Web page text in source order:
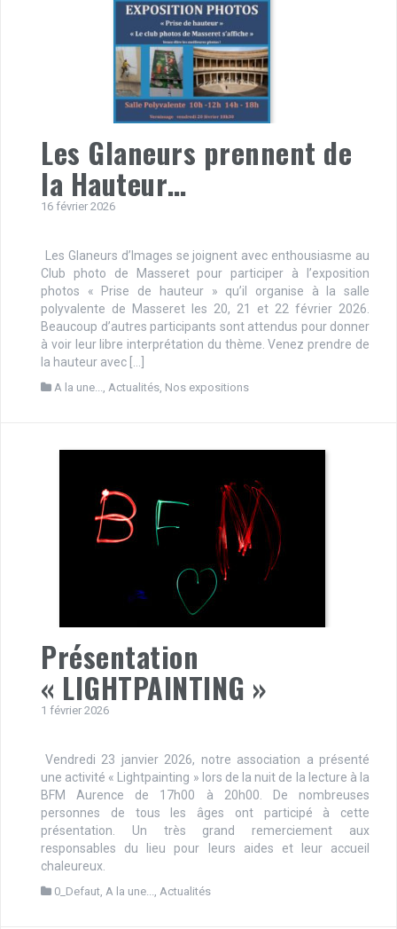
Les Glaneurs prennent de
la Hauteur…
16 février 2026
Les Glaneurs d’Images se joignent avec enthousiasme au
Club photo de Masseret pour participer à l’exposition
photos « Prise de hauteur » qu’il organise à la salle
polyvalente de Masseret les 20, 21 et 22 février 2026.
Beaucoup d’autres participants sont attendus pour donner
à voir leur libre interprétation du thème. Venez prendre de
la hauteur avec […]
A la une..., Actualités, Nos expositions
Présentation
« LIGHTPAINTING »
1 février 2026
Vendredi 23 janvier 2026, notre association a présenté
une activité « Lightpainting » lors de la nuit de la lecture à la
BFM Aurence de 17h00 à 20h00. De nombreuses
personnes de tous les âges ont participé à cette
présentation. Un très grand remerciement aux
responsables du lieu pour leurs aides et leur accueil
chaleureux.
0_Defaut, A la une..., Actualités